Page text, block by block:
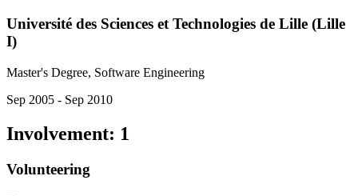
Université des Sciences et Technologies de Lille (Lille
I)
Master's Degree, Software Engineering
Sep 2005 - Sep 2010
Involvement: 1
Volunteering